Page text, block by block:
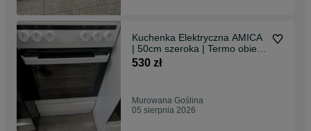
Kuchenka Elektryczna AMICA
| 50cm szeroka | Termo obieg
| Płyta ceramiczna 4pola |
530 zł
Murowana Goślina
05 sierpnia 2026